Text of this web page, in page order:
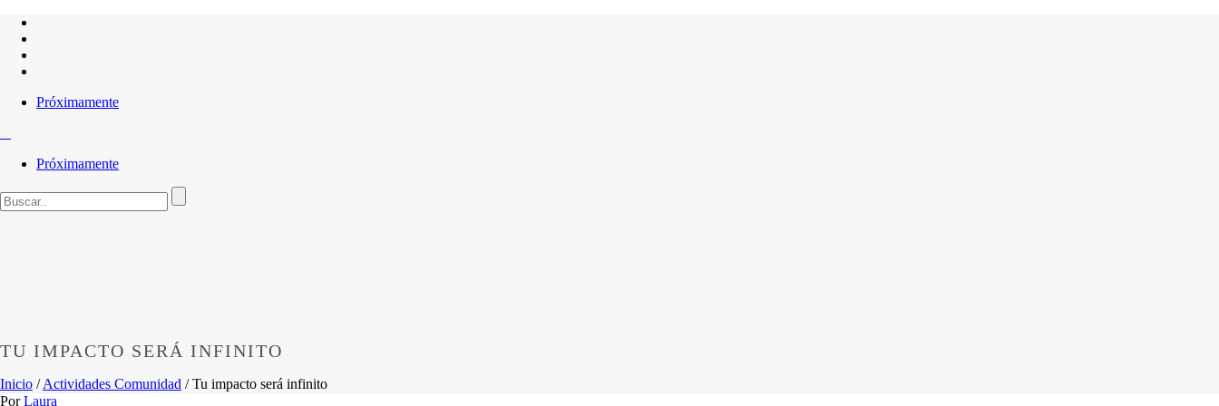
Próximamente
Próximamente
TU IMPACTO SERÁ INFINITO
Inicio /Actividades Comunidad / Tu impacto será infinito
PorLaura